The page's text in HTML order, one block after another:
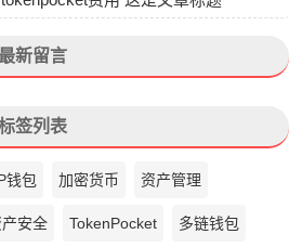
新留言
签列表
钱包 加密货币 资产管理
安全 TokenPocket 多链钱包